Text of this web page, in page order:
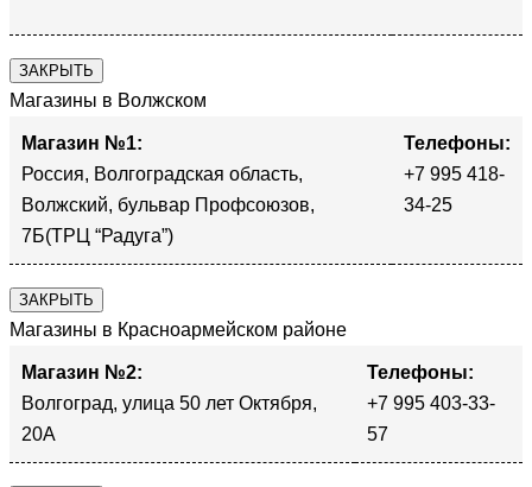
ЗАКРЫТЬ
Магазины в Волжском
Магазин №1:
Россия, Волгоградская область,
Волжский, бульвар Профсоюзов,
7Б(ТРЦ “Радуга”)
Телефоны:
+7 995 418-
34-25
ЗАКРЫТЬ
Магазины в Красноармейском районе
Магазин №2:
Волгоград, улица 50 лет Октября,
20А
Телефоны:
+7 995 403-33-
57